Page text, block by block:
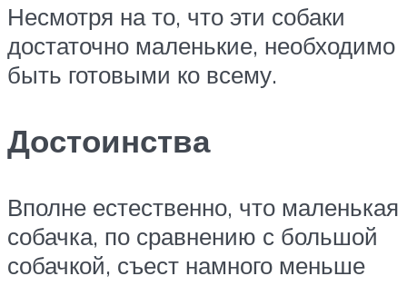
Несмотря на то, что эти собаки
достаточно маленькие, необходимо
быть готовыми ко всему.
Достоинства
Вполне естественно, что маленькая
собачка, по сравнению с большой
собачкой, съест намного меньше